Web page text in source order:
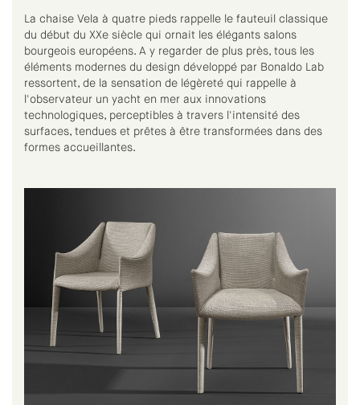
La chaise Vela à quatre pieds rappelle le fauteuil classique
du début du XXe siècle qui ornait les élégants salons
bourgeois européens. A y regarder de plus près, tous les
éléments modernes du design développé par Bonaldo Lab
ressortent, de la sensation de légèreté qui rappelle à
l'observateur un yacht en mer aux innovations
technologiques, perceptibles à travers l'intensité des
surfaces, tendues et prêtes à être transformées dans des
formes accueillantes.